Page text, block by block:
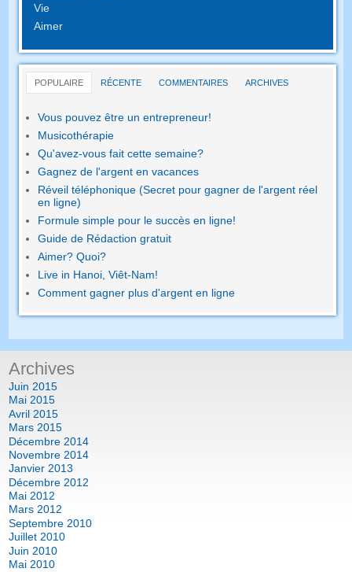
Vie
Aimer
POPULAIRE RÉCENTE COMMENTAIRES ARCHIVES
Vous pouvez être un entrepreneur!
Musicothérapie
Qu'avez-vous fait cette semaine?
Gagnez de l'argent en vacances
Réveil téléphonique (Secret pour gagner de l'argent réel
en ligne)
Formule simple pour le succès en ligne!
Guide de Rédaction gratuit
Aimer? Quoi?
Live in Hanoi, Viêt-Nam!
Comment gagner plus d'argent en ligne
Archives
Juin 2015
Mai 2015
Avril 2015
Mars 2015
Décembre 2014
Novembre 2014
Janvier 2013
Décembre 2012
Mai 2012
Mars 2012
Septembre 2010
Juillet 2010
Juin 2010
Mai 2010